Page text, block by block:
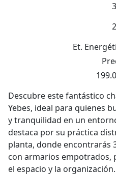
3
2
Et.
Descubre este fantástico
Yebes, ideal para quienes
y tranquilidad en un
destaca por su práctica
planta, donde encontrarás
con armarios empotrados,
el espacio y la